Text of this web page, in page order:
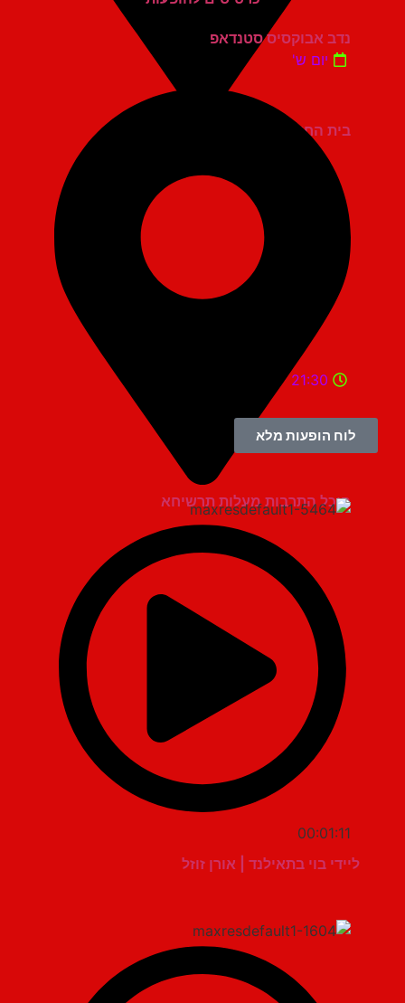
בית החייל תל אביב
נדב אבוקסיס סטנדאפ
יום ש'
היכל התרבות מעלות תרשיחא
21:30
לוח הופעות מלא
00:01:11
ליידי בוי בתאילנד | אורן זוזל